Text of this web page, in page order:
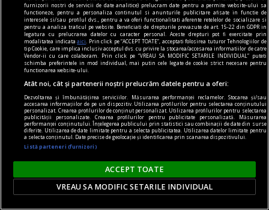
piese de schimb
Despre viața eternă. Un creier în borcan
ă mă salvez în cer? Păi, ce discutăm noi aici,
domnule, neuroștiințe, filosofie, transumanism
sau teologie? În halul ăsta am ajuns? Doamne
ferește!
furnizorii nostri de servicii de date analitice) prelucram date pentru a permite website-ului sa
functioneze, pentru a personaliza continutul si anunturile publicitare afisate in functie de
interesele si/sau profilul dvs., pentru a va oferi functionalitati aferente retelelor de socializare si
pentru a analiza traficul pe website. Beneficiati de drepturile prevazute de art. 15-22 din GDPR in
legatura cu prelucrarea datelor cu caracter personal. Aceste drepturi pot fi exercitate prin
modalitatea indicataaici
. Prin click pe “ACCEPT TOATE”, acceptati folosirea tuturor Tehnologiilor de
tip Cookie, care implica inclusiv acceptul dvs. cu privire la stocarea/accesarea informatiilor de catre
Vendor-ii cu care colaboram. Prin click pe “VREAU SA MODIFIC SETARILE INDIVIDUAL” puteti
schimba preferintele in mod individual, mai putin cele legate de cookie strict necesare pentru
functionarea website-ului.
Atât noi, cât și partenerii noștri prelucrăm datele pentru a oferi:
Dezvoltarea și îmbunătățirea serviciilor. Măsurarea performanței reclamelor. Stocarea și/sau
accesarea informațiilor de pe un dispozitiv. Utilizarea profilurilor pentru selectarea conținutului
personalizat. Crearea profilurilor de conținut personalizat. Utilizarea profilurilor pentru selectarea
publicității personalizate. Crearea profilurilor pentru publicitate personalizată. Măsurarea
performanței conținutului. Înțelegerea publicului prin statistici sau combinații de date din surse
diferite. Utilizarea de date limitate pentru a selecta publicitatea. Utilizarea datelor limitate pentru
a selecta conținutul. Date precise de geolocație și identificarea prin scanarea dispozitivului.
Listă parteneri (furnizori)
ACCEPT TOATE
VREAU SA MODIFIC SETARILE INDIVIDUAL